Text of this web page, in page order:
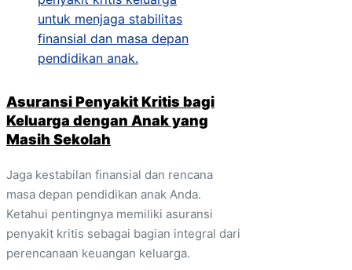
Asuransi Penyakit Kritis bagi
Keluarga dengan Anak yang
Masih Sekolah
Jaga kestabilan finansial dan rencana
masa depan pendidikan anak Anda.
Ketahui pentingnya memiliki asuransi
penyakit kritis sebagai bagian integral dari
perencanaan keuangan keluarga.